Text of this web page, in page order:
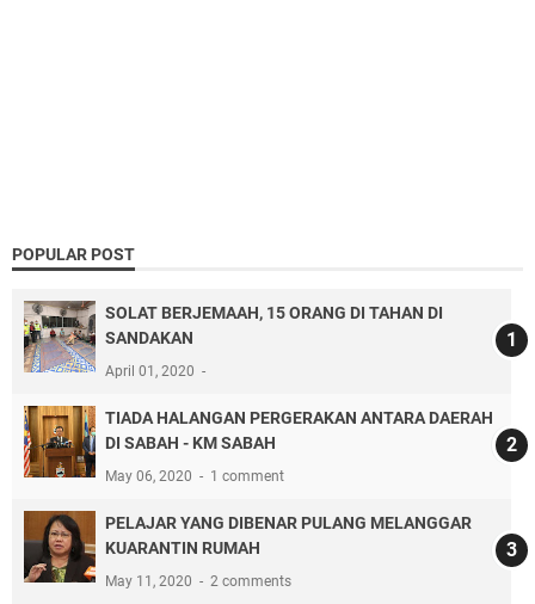
POPULAR POST
SOLAT BERJEMAAH, 15 ORANG DI TAHAN DI
SANDAKAN
April 01, 2020
TIADA HALANGAN PERGERAKAN ANTARA DAERAH
DI SABAH - KM SABAH
May 06, 2020 1 comment
PELAJAR YANG DIBENAR PULANG MELANGGAR
KUARANTIN RUMAH
May 11, 2020 2 comments